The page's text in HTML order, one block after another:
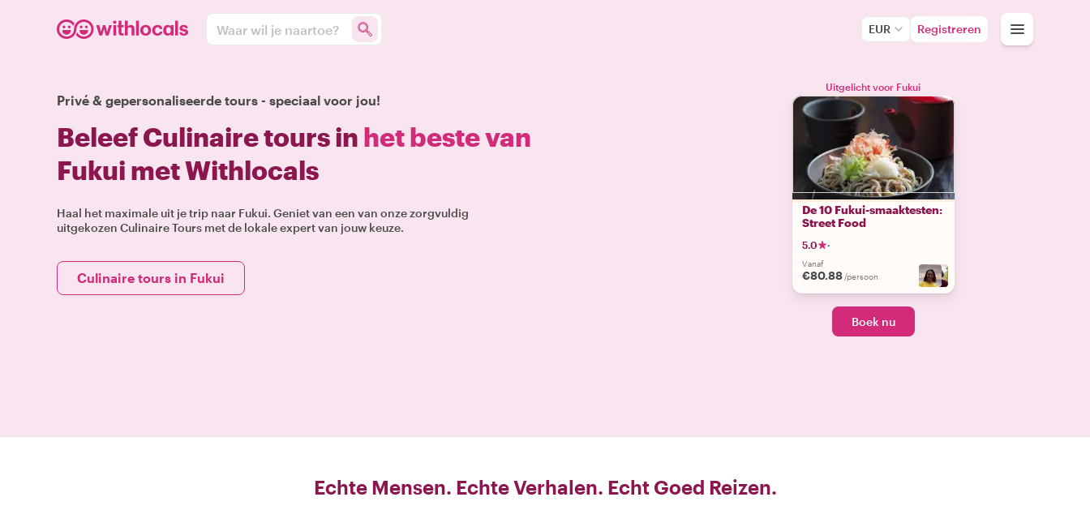
Waar wil je naartoe? EUR Registreren
Privé & gepersonaliseerde tours - speciaal voor jou!
Beleef Culinaire tours in het beste van
Fukui met Withlocals
Haal het maximale uit je trip naar Fukui. Geniet van een van onze zorgvuldig
uitgekozen Culinaire Tours met de lokale expert van jouw keuze.
Culinaire tours in Fukui
Uitgelicht voor Fukui
De 10 Fukui-smaaktesten:
Street Food
5.0 ·
Vanaf
€80.88 /persoon
Boek nu
Echte Mensen. Echte Verhalen. Echt Goed Reizen.